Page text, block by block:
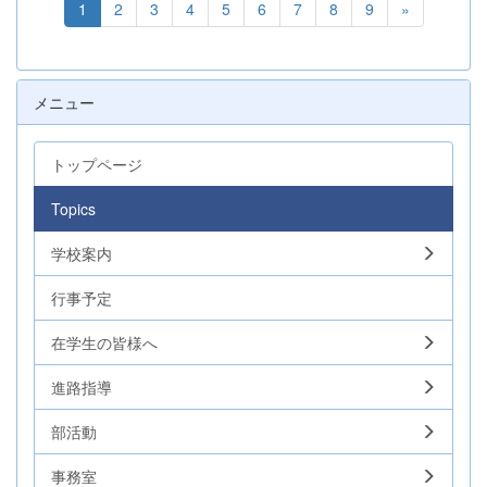
1 2 3 4 5 6 7 8 9 »
メニュー
トップページ
Topics
学校案内
行事予定
在学生の皆様へ
進路指導
部活動
事務室